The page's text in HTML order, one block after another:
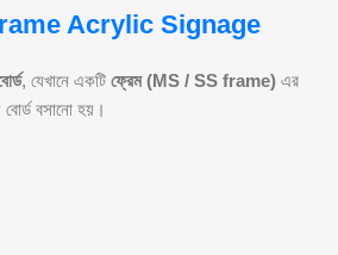
Acrylic Signage
, যেখানে একটি ফ্রেম (MS / SS frame) এর
বসানো হয়।